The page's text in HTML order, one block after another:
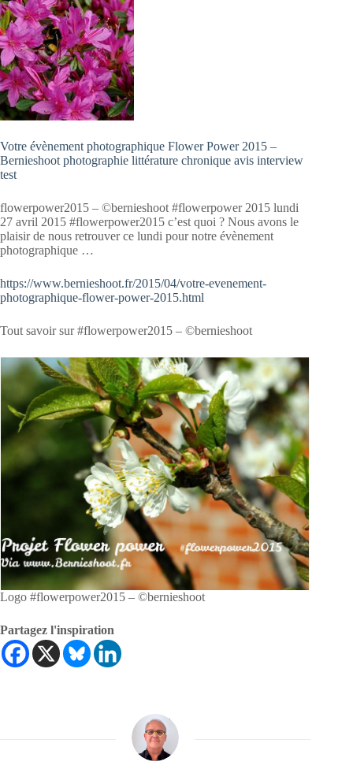
Votre évènement photographique Flower Power 2015 –
Bernieshoot photographie littérature chronique avis interview
test
flowerpower2015 – ©bernieshoot #flowerpower 2015 lundi
27 avril 2015 #flowerpower2015 c’est quoi ? Nous avons le
plaisir de nous retrouver ce lundi pour notre évènement
photographique …
https://www.bernieshoot.fr/2015/04/votre-evenement-
photographique-flower-power-2015.html
Tout savoir sur #flowerpower2015 – ©bernieshoot
Logo #flowerpower2015 – ©bernieshoot
Partagez l'inspiration